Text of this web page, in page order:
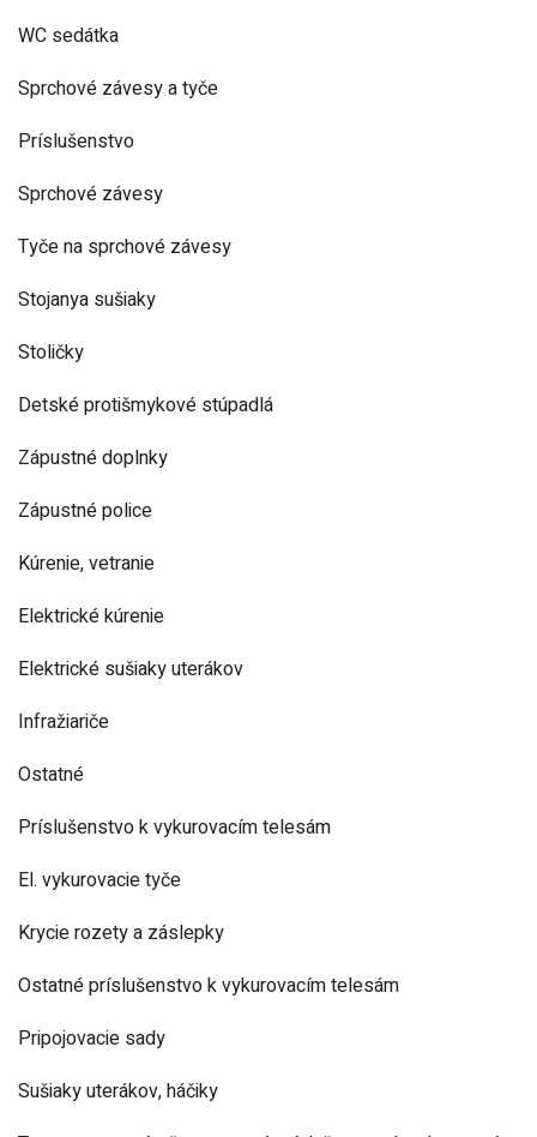
WC sedátka
Sprchové závesy a tyče
Príslušenstvo
Sprchové závesy
Tyče na sprchové závesy
Stojanya sušiaky
Stoličky
Detské protišmykové stúpadlá
Zápustné doplnky
Zápustné police
Kúrenie, vetranie
Elektrické kúrenie
Elektrické sušiaky uterákov
Infražiariče
Ostatné
Príslušenstvo k vykurovacím telesám
El. vykurovacie tyče
Krycie rozety a záslepky
Ostatné príslušenstvo k vykurovacím telesám
Pripojovacie sady
Sušiaky uterákov, háčiky